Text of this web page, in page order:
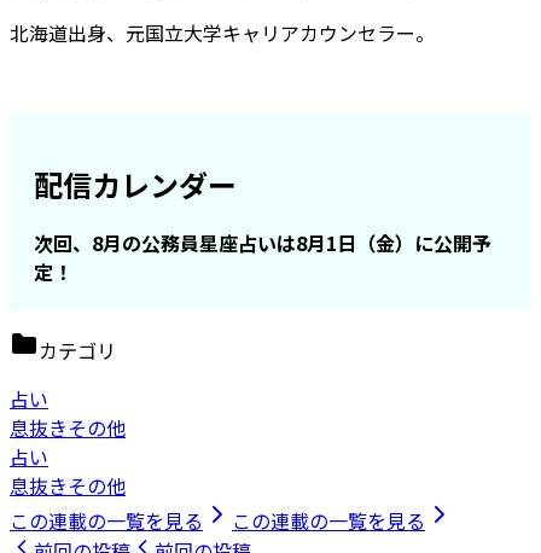
北海道出身、元国立大学キャリアカウンセラー。
配信カレンダー
次回、8月の公務員星座占いは8月1日（金）に公開予
定！
カテゴリ
占い
息抜きその他
占い
息抜きその他
この連載の一覧を見る
この連載の一覧を見る